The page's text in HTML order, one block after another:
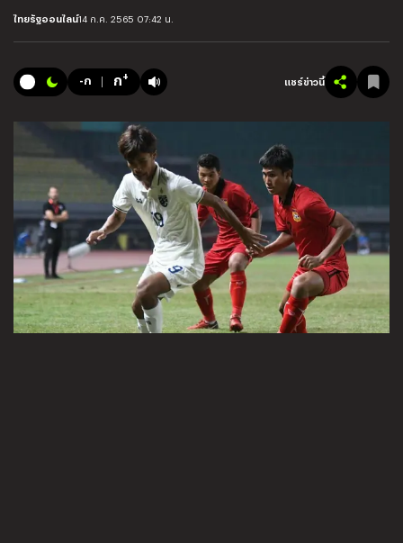
ไทยรัฐออนไลน์14 ก.ค. 2565 07:42 น.
-ก ก+ แชร์ข่าวนี้